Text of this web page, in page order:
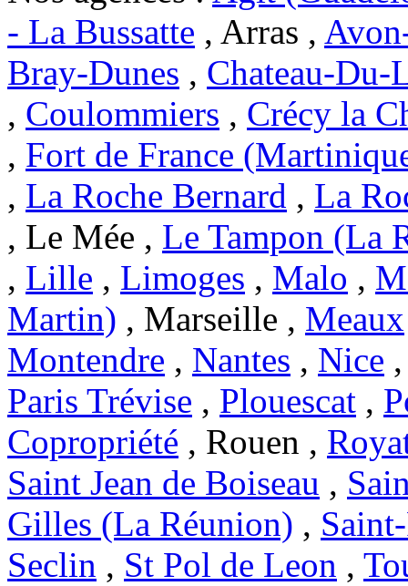
- La Bussatte , Arras ,
Bray-Dunes , Chateau-Du-
, Coulommiers , Crécy la
, Fort de France
, La Roche Bernard , La
, Le Mée , Le Tampon (La
, Lille , Limoges , Malo ,
Martin) , Marseille , Meaux
Montendre , Nantes , Nice
Paris Trévise , Plouescat ,
Copropriété , Rouen ,
Saint Jean de Boiseau ,
Gilles (La Réunion) ,
Seclin , St Pol de Leon ,